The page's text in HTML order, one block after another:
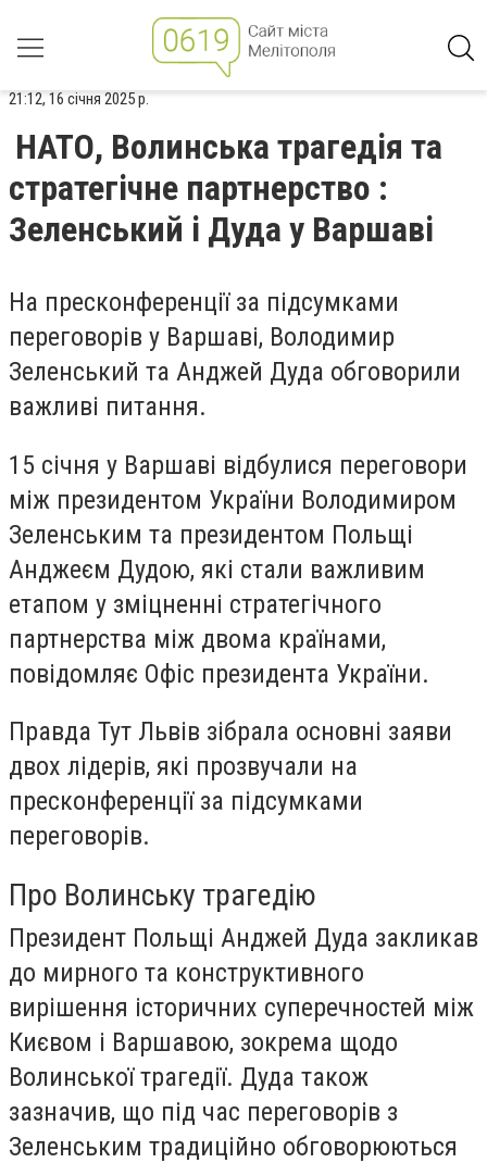
21:12, 16 січня 2025 р.
НАТО, Волинська трагедія та
стратегічне партнерство :
Зеленський і Дуда у Варшаві
На пресконференції за підсумками
переговорів у Варшаві, Володимир
Зеленський та Анджей Дуда обговорили
важливі питання.
15 січня у Варшаві відбулися переговори
між президентом України Володимиром
Зеленським та президентом Польщі
Анджеєм Дудою, які стали важливим
етапом у зміцненні стратегічного
партнерства між двома країнами,
повідомляє Офіс президента України.
Правда Тут Львів зібрала основні заяви
двох лідерів, які прозвучали на
пресконференції за підсумками
переговорів.
Про Волинську трагедію
Президент Польщі Анджей Дуда закликав
до мирного та конструктивного
вирішення історичних суперечностей між
Києвом і Варшавою, зокрема щодо
Волинської трагедії. Дуда також
зазначив, що під час переговорів з
Зеленським традиційно обговорюються